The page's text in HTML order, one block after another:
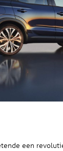
een